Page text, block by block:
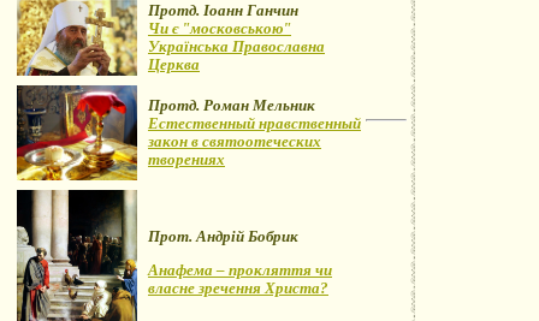
Протд. Іоанн Ганчин
Чи є "московською"
Українська Православна
Церква
Протд. Роман Мельник
Естественный нравственный
закон в святоотеческих
творениях
Прот. Андрій Бобрик
Анафема – прокляття чи
власне зречення Христа?